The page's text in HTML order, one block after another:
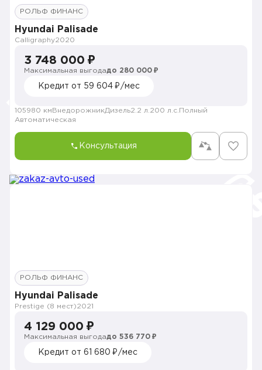
РОЛЬФ ФИНАНС
Hyundai Palisade
Calligraphy2020
3 748 000 ₽
Максимальная выгодадо 280 000 ₽
Кредит от 59 604 ₽/мес
105980 км ВнедорожникДизель2.2 л. 200 л.с. Полный
Автоматическая
Консультация
РОЛЬФ ФИНАНС
Hyundai Palisade
Prestige (8 мест)2021
4 129 000 ₽
Максимальная выгодадо 536 770 ₽
Кредит от 61 680 ₽/мес